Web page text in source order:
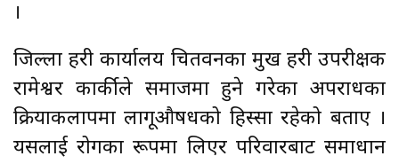
।
जिल्ला प्रहरी कार्यालय चितवनका प्रमुख प्रहरी उपरीक्षक
रामेश्वर कार्कीले समाजमा हुने गरेका अपराधका
क्रियाकलापमा लागूऔषधको हिस्सा रहेको बताए ।
यसलाई रोगका रूपमा लिएर परिवारबाट समाधान